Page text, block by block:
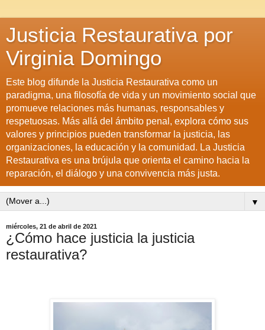
Justicia Restaurativa por
Virginia Domingo
Este blog difunde la Justicia Restaurativa como un
paradigma, una filosofía de vida y un movimiento social que
promueve relaciones más humanas, responsables y
respetuosas. Más allá del ámbito penal, explora cómo sus
valores y principios pueden transformar la justicia, las
organizaciones, la educación y la comunidad. La Justicia
Restaurativa es una brújula que orienta el camino hacia la
reparación, el diálogo y una convivencia más justa.
▼
miércoles, 21 de abril de 2021
¿Cómo hace justicia la justicia
restaurativa?